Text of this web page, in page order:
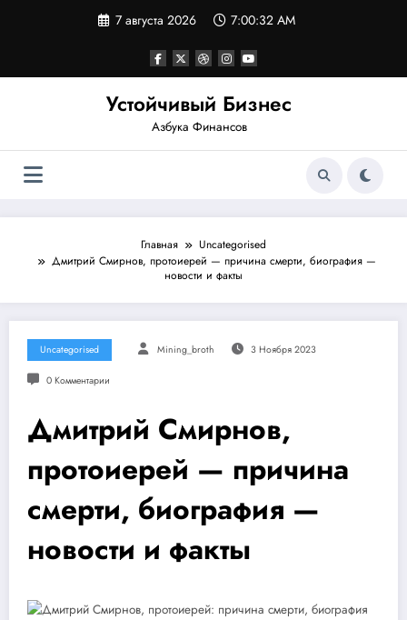
7 августа 2026 7:00:33 AM
Устойчивый Бизнес
Азбука Финансов
Главная
Uncategorised
Дмитрий Смирнов, протоиерей — причина смерти, биография —
новости и факты
Uncategorised Mining_broth 3 Ноября 2023
0 Комментарии
Дмитрий Смирнов,
протоиерей — причина
смерти, биография —
новости и факты